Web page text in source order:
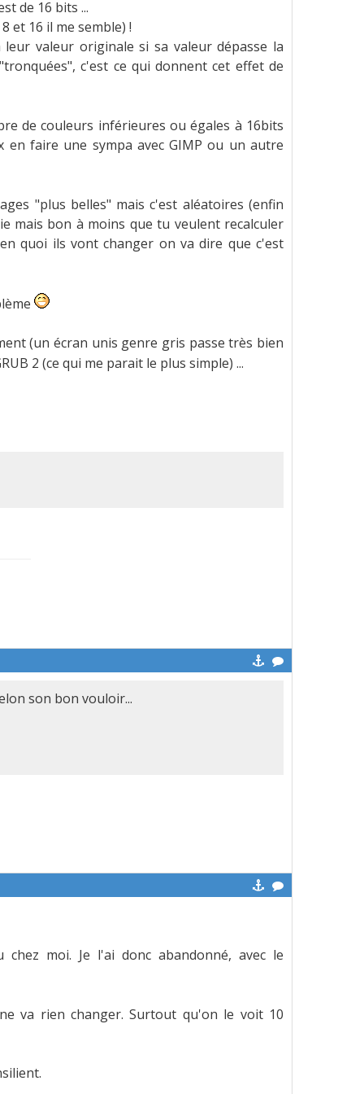
de 16 bits ...
et 16 il me semble) !
valeur originale si sa valeur dépasse la
c'est ce qui donnent cet effet de
de couleurs inférieures ou égales à 16bits
faire une sympa avec GIMP ou un autre
"plus belles" mais c'est aléatoires (enfin
mais bon à moins que tu veulent recalculer
quoi ils vont changer on va dire que c'est
(un écran unis genre gris passe très bien
2 (ce qui me parait le plus simple) ...
son bon vouloir...
moi. Je l'ai donc abandonné, avec le
va rien changer. Surtout qu'on le voit 10